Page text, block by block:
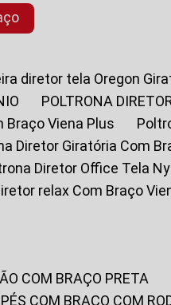
diretor tela Oregon
POLTRONA
Braço Viena Plus
Diretor Giratória Com
Diretor Office Tela
relax Com Braço
COM BRAÇO PRETA
COM BRAÇO COM